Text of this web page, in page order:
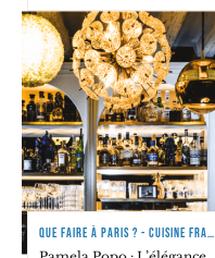
QUE FAIRE À PARIS ? - CUISINE FRANÇAISE